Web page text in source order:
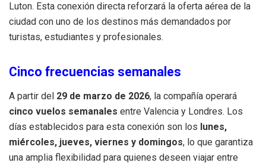
Luton. Esta conexión directa reforzará la oferta aérea de la
ciudad con uno de los destinos más demandados por
turistas, estudiantes y profesionales.
Cinco frecuencias semanales
A partir del 29 de marzo de 2026, la compañía operará
cinco vuelos semanales entre Valencia y Londres. Los
días establecidos para esta conexión son los lunes,
miércoles, jueves, viernes y domingos, lo que garantiza
una amplia flexibilidad para quienes deseen viajar entre